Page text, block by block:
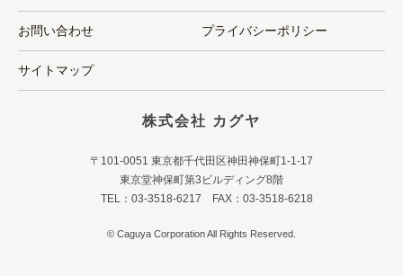
お問い合わせ プライバシーポリシー
サイトマップ
株式会社 カグヤ
〒101-0051 東京都千代田区神田神保町1-1-17
東京堂神保町第3ビルディング8階
TEL：03-3518-6217 FAX：03-3518-6218
© Caguya Corporation All Rights Reserved.